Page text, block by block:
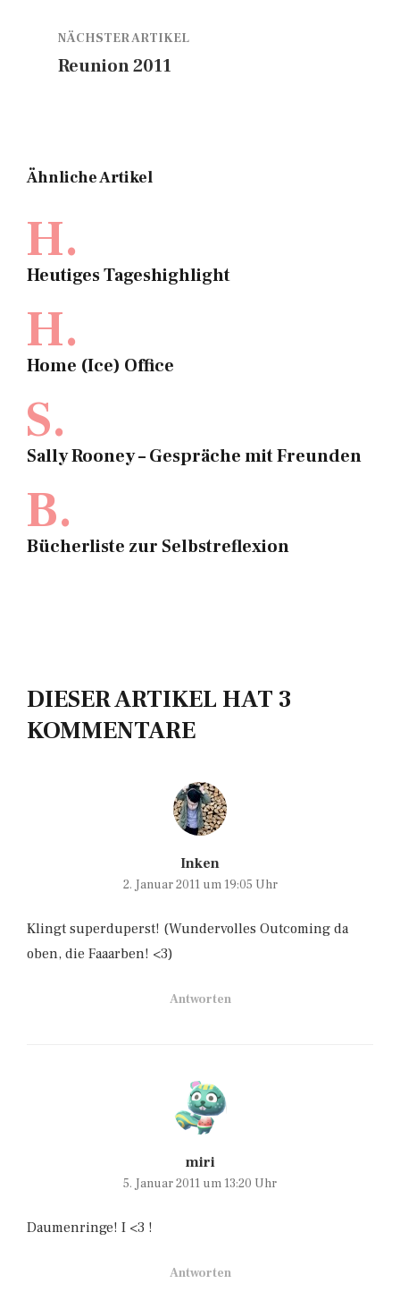
NÄCHSTER ARTIKEL
Reunion 2011
Ähnliche Artikel
H.
Heutiges Tageshighlight
H.
Home (Ice) Office
S.
Sally Rooney – Gespräche mit Freunden
B.
Bücherliste zur Selbstreflexion
DIESER ARTIKEL HAT 3
KOMMENTARE
Inken
2. Januar 2011 um 19:05 Uhr
Klingt superduperst! (Wundervolles Outcoming da
oben, die Faaarben! <3)
Antworten
miri
5. Januar 2011 um 13:20 Uhr
Daumenringe! I <3 !
Antworten